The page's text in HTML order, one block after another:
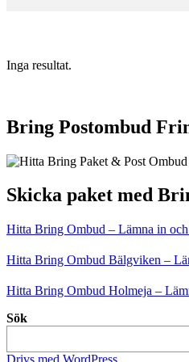
Inga resultat.
Bring Postombud
Skicka paket med
Hitta Bring Ombud – Lämna in och
Hitta Bring Ombud Bälgviken –
Hitta Bring Ombud Holmeja –
Sök